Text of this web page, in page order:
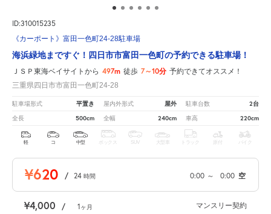
ID:310015235
《カーポート》富田一色町24-28駐車場
海浜緑地まですぐ！四日市市富田一色町の予約できる駐車場！
ＪＳＰ東海ベイサイトから 497m 徒歩 7～10分 予約できてオススメ！
三重県四日市市富田一色町24-28
駐車場形式 平置き 屋内外形式 屋外 駐車台数 2台
全長 500cm 全幅 240cm 車高 220cm
軽 コ 中型 ボックス SUV 大型車 トラック 原付 バイク
¥620 / 24 時間 0:00 ～ 0:00 空
¥4,000 / 1ヶ月 マンスリー契約